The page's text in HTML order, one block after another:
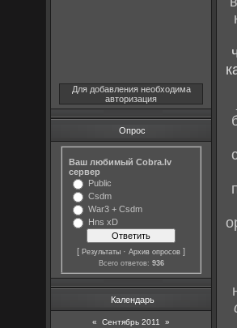
Для добавления необходима
авторизация
Опрос
Ваш любимый Cobra.lv
сервер
Public
Csdm
War3 + Csdm
Hns xD
[Результаты ·Архив опросов ]
Всего ответов: 936
Календарь
« Сентябрь 2011
»